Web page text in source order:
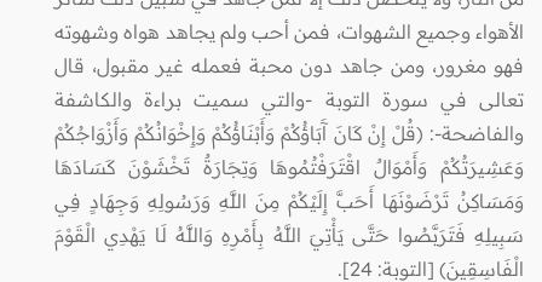
الأهواء وجميع الشهوات، فمن أحب ولم يجاهد هواه وشهوته
فهو مغرور، ومن جاهد دون محبة فعمله غير مقبول، قال
تعالى في سورة التوبة -والتي سميت براءة والكاشفة
والفاضحة-: (قُلْ إِنْ كَانَ آَبَاؤُكُمْ وَأَبْنَاؤُكُمْ وَإِخْوَانُكُمْ وَأَزْوَاجُكُمْ
وَعَشِيرَتُكُمْ وَأَمْوَالٌ اقْتَرَفْتُمُوهَا وَتِجَارَةٌ تَخْشَوْنَ كَسَادَهَا
وَمَسَاكِنُ تَرْضَوْنَهَا أَحَبَّ إِلَيْكُمْ مِنَ اللَّهِ وَرَسُولِهِ وَجِهَادٍ فِي
سَبِيلِهِ فَتَرَبَّصُوا حَتَّى يَأْتِيَ اللَّهُ بِأَمْرِهِ وَاللَّهُ لَا يَهْدِي الْقَوْمَ
الْفَاسِقِينَ) [التوبة: 24].